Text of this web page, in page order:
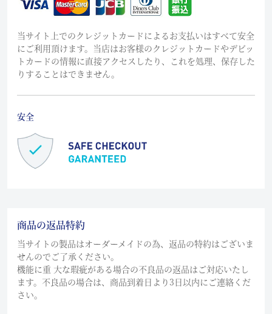
当サイト上でのクレジットカードによるお支払いはすべて安全
にご利用頂けます。当店はお客様のクレジットカードやデビッ
トカードの情報に直接アクセスしたり、これを処理、保存した
りすることはできません。
安全
商品の返品特約
当サイトの製品はオーダーメイドの為、返品の特約はございま
せんのでご了承ください。
機能に重 大な瑕疵がある場合の不良品の返品はご対応いたし
ます。不良品の場合は、商品到着日より3日以内にご連絡くだ
さい。